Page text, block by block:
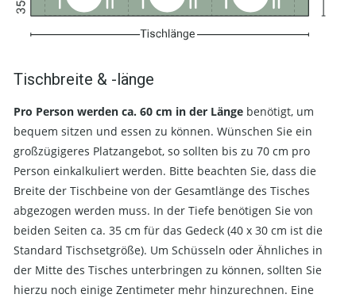
Tischbreite & -länge
Pro Person werden ca. 60 cm in der Länge benötigt, um
bequem sitzen und essen zu können. Wünschen Sie ein
großzügigeres Platzangebot, so sollten bis zu 70 cm pro
Person einkalkuliert werden. Bitte beachten Sie, dass die
Breite der Tischbeine von der Gesamtlänge des Tisches
abgezogen werden muss. In der Tiefe benötigen Sie von
beiden Seiten ca. 35 cm für das Gedeck (40 x 30 cm ist die
Standard Tischsetgröße). Um Schüsseln oder Ähnliches in
der Mitte des Tisches unterbringen zu können, sollten Sie
hierzu noch einige Zentimeter mehr hinzurechnen. Eine